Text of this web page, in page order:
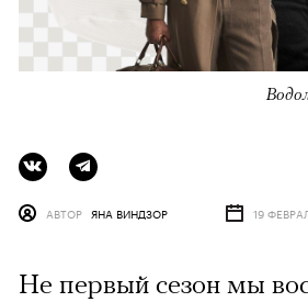
АВТОР ЯНА ВИНДЗОР 19
Не первый сезон мы